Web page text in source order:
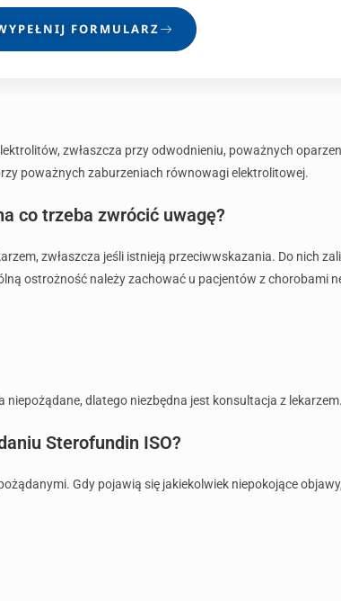
FORMULARZ
zwłaszcza przy odwodnieniu, poważnych
poważnych zaburzeniach równowagi elektrolitowej.
co trzeba zwrócić uwagę?
zwłaszcza jeśli istnieją przeciwwskazania. Do nich
ostrożność należy zachować u pacjentów z chorobami
dlatego niezbędna jest konsultacja z lekarzem.
Sterofundin ISO?
Gdy pojawią się jakiekolwiek niepokojące